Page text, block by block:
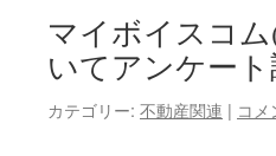
マイボイスコ
いてアンケー
カテゴリー: 不動産関連 | コメ